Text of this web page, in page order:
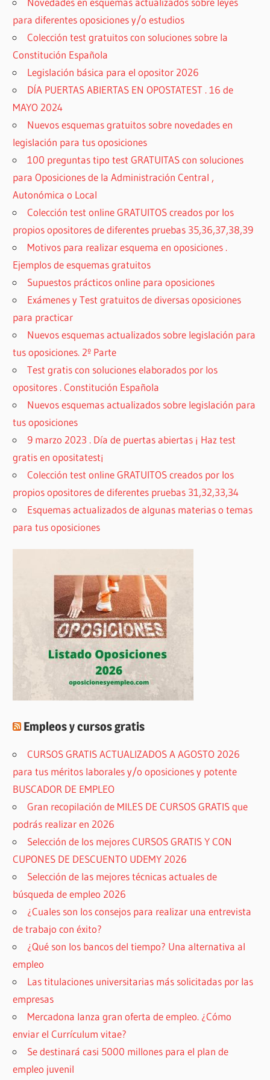
para diferentes oposiciones y/o estudios
Colección test gratuitos con soluciones sobre la
Constitución Española
Legislación básica para el opositor 2026
DÍA PUERTAS ABIERTAS EN OPOSTATEST . 16 de
MAYO 2024
Nuevos esquemas gratuitos sobre novedades en
legislación para tus oposiciones
100 preguntas tipo test GRATUITAS con soluciones
para Oposiciones de la Administración Central ,
Autonómica o Local
Colección test online GRATUITOS creados por los
propios opositores de diferentes pruebas 35,36,37,38,39
Motivos para realizar esquema en oposiciones .
Ejemplos de esquemas gratuitos
Supuestos prácticos online para oposiciones
Exámenes y Test gratuitos de diversas oposiciones
para practicar
Nuevos esquemas actualizados sobre legislación para
tus oposiciones. 2º Parte
Test gratis con soluciones elaborados por los
opositores . Constitución Española
Nuevos esquemas actualizados sobre legislación para
tus oposiciones
9 marzo 2023 . Día de puertas abiertas ¡ Haz test
gratis en opositatest¡
Colección test online GRATUITOS creados por los
propios opositores de diferentes pruebas 31,32,33,34
Esquemas actualizados de algunas materias o temas
para tus oposiciones
Empleos y cursos gratis
CURSOS GRATIS ACTUALIZADOS A AGOSTO 2026
para tus méritos laborales y/o oposiciones y potente
BUSCADOR DE EMPLEO
Gran recopilación de MILES DE CURSOS GRATIS que
podrás realizar en 2026
Selección de los mejores CURSOS GRATIS Y CON
CUPONES DE DESCUENTO UDEMY 2026
Selección de las mejores técnicas actuales de
búsqueda de empleo 2026
¿Cuales son los consejos para realizar una entrevista
de trabajo con éxito?
¿Qué son los bancos del tiempo? Una alternativa al
empleo
Las titulaciones universitarias más solicitadas por las
empresas
Mercadona lanza gran oferta de empleo. ¿Cómo
enviar el Currículum vitae?
Se destinará casi 5000 millones para el plan de
empleo juvenil